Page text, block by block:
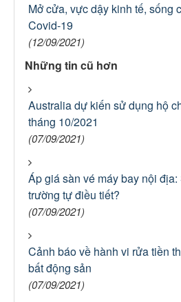
Mở cửa, vực dậy kinh tế, sống
Covid-19
(12/09/2021)
Những tin cũ hơn
Australia dự kiến sử dụng hộ
tháng 10/2021
(07/09/2021)
Áp giá sàn vé máy bay nội
trường tự điều tiết?
(07/09/2021)
Cảnh báo về hành vi rửa tiền
bất động sản
(07/09/2021)